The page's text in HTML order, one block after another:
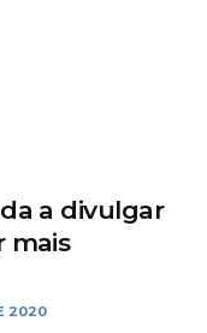
a divulgar
mais
2020